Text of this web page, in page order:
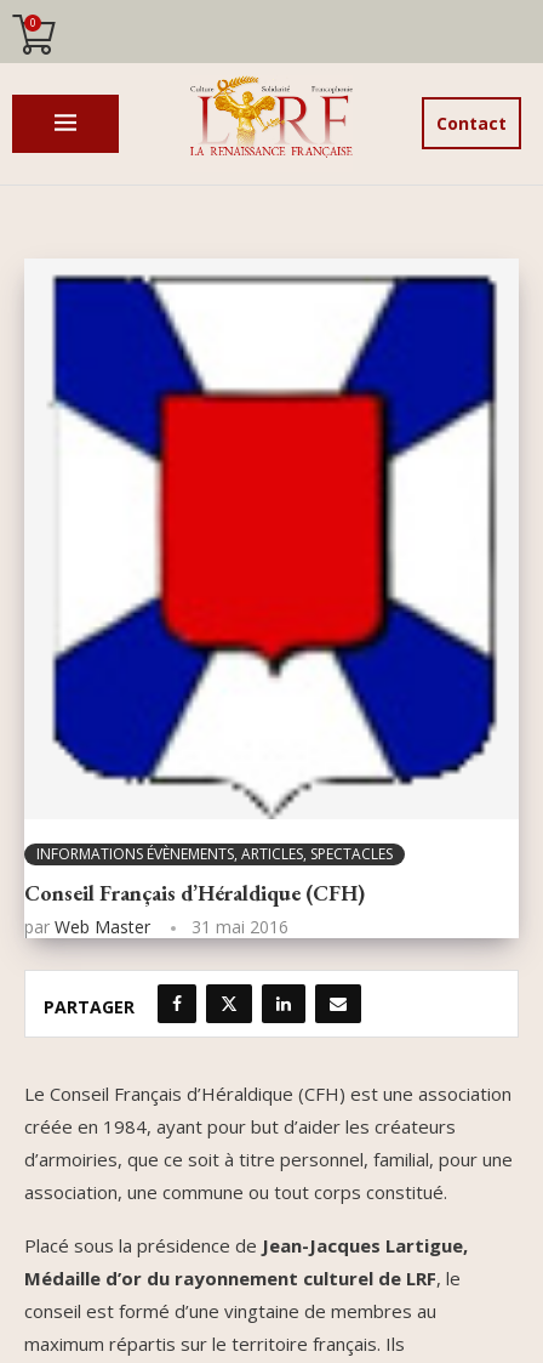
0
Contact
INFORMATIONS ÉVÈNEMENTS, ARTICLES, SPECTACLES
Conseil Français d’Héraldique (CFH)
par Web Master 31 mai 2016
PARTAGER
Le Conseil Français d’Héraldique (CFH) est une association
créée en 1984, ayant pour but d’aider les créateurs
d’armoiries, que ce soit à titre personnel, familial, pour une
association, une commune ou tout corps constitué.
Placé sous la présidence de Jean-Jacques Lartigue,
Médaille d’or du rayonnement culturel de LRF, le
conseil est formé d’une vingtaine de membres au
maximum répartis sur le territoire français. Ils